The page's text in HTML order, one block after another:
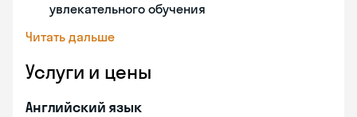
увлекательного обучения
Читать дальше
Услуги и цены
Английский язык